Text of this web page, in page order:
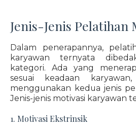
Jenis-Jenis Pelatihan
Dalam penerapannya,
karyawan ternyata
kategori. Ada yang
sesuai keadaan
menggunakan kedua jenis
Jenis-jenis motivasi karyawan
1. Motivasi Ekstrinsik